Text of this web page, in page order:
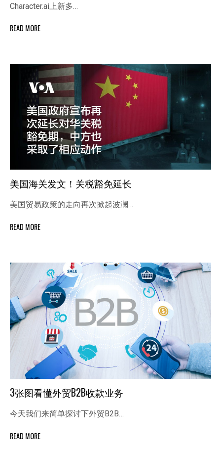
Character.ai上新多…
READ MORE
美国海关发文！关税豁免延长
美国贸易政策的走向再次掀起波澜…
READ MORE
3张图看懂外贸B2B收款业务
今天我们来简单探讨下外贸B2B…
READ MORE